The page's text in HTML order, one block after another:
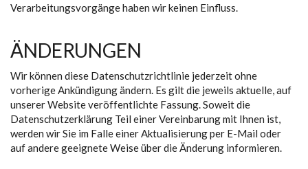
Verarbeitungsvorgänge haben wir keinen Einfluss.
ÄNDERUNGEN
Wir können diese Datenschutzrichtlinie jederzeit ohne
vorherige Ankündigung ändern. Es gilt die jeweils aktuelle, auf
unserer Website veröffentlichte Fassung. Soweit die
Datenschutzerklärung Teil einer Vereinbarung mit Ihnen ist,
werden wir Sie im Falle einer Aktualisierung per E-Mail oder
auf andere geeignete Weise über die Änderung informieren.